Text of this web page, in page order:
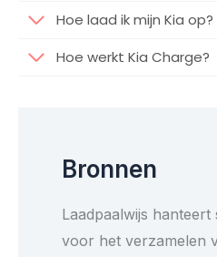
Hoe laad ik mijn Kia op?
Hoe werkt Kia Charge?
Bronnen
Laadpaalwijs
voor het verzamelen